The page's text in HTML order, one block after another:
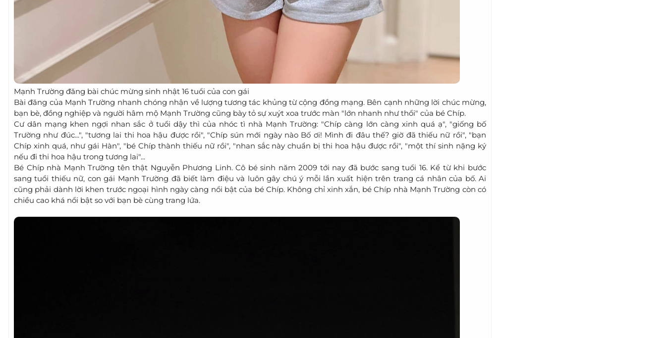
Mạnh Trường đăng bài chúc mừng sinh nhật 16 tuổi của con gái
Bài đăng của Mạnh Trường nhanh chóng nhận về lượng tương tác khủng từ cộng đồng mạng. Bên cạnh những lời chúc mừng,
bạn bè, đồng nghiệp và người hâm mộ Mạnh Trường cũng bày tỏ sự xuýt xoa trước màn "lớn nhanh như thổi" của bé Chíp.
Cư dân mạng khen ngợi nhan sắc ở tuổi dậy thì của nhóc tì nhà Mạnh Trường: "Chíp càng lớn càng xinh quá ạ", "giống bố
Trường như đúc...", "tương lai thi hoa hậu được rồi", "Chíp sún mới ngày nào Bố ơi! Mình đi đâu thế? giờ đã thiếu nữ rồi", "bạn
Chíp xinh quá, như gái Hàn", "bé Chíp thành thiếu nữ rồi", "nhan sắc này chuẩn bị thi hoa hậu được rồi", "một thí sinh nặng ký
nếu đi thi hoa hậu trong tương lai"...
Bé Chíp nhà Mạnh Trường tên thật Nguyễn Phương Linh. Cô bé sinh năm 2009 tới nay đã bước sang tuổi 16. Kể từ khi bước
sang tuổi thiếu nữ, con gái Mạnh Trường đã biết làm điệu và luôn gây chú ý mỗi lần xuất hiện trên trang cá nhân của bố. Ai
cũng phải dành lời khen trước ngoại hình ngày càng nổi bật của bé Chíp. Không chỉ xinh xắn, bé Chíp nhà Mạnh Trường còn có
chiều cao khá nổi bật so với bạn bè cùng trang lứa.